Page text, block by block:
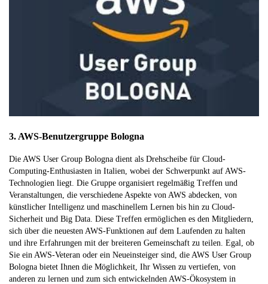
3. AWS-Benutzergruppe Bologna
Die AWS User Group Bologna dient als Drehscheibe für Cloud-
Computing-Enthusiasten in Italien, wobei der Schwerpunkt auf AWS-
Technologien liegt. Die Gruppe organisiert regelmäßig Treffen und
Veranstaltungen, die verschiedene Aspekte von AWS abdecken, von
künstlicher Intelligenz und maschinellem Lernen bis hin zu Cloud-
Sicherheit und Big Data. Diese Treffen ermöglichen es den Mitgliedern,
sich über die neuesten AWS-Funktionen auf dem Laufenden zu halten
und ihre Erfahrungen mit der breiteren Gemeinschaft zu teilen. Egal, ob
Sie ein AWS-Veteran oder ein Neueinsteiger sind, die AWS User Group
Bologna bietet Ihnen die Möglichkeit, Ihr Wissen zu vertiefen, von
anderen zu lernen und zum sich entwickelnden AWS-Ökosystem in